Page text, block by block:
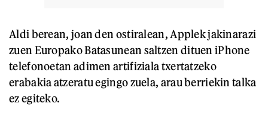
Aldi berean, joan den ostiralean, Applek jakinarazi
zuen Europako Batasunean saltzen dituen iPhone
telefonoetan adimen artifiziala txertatzeko
erabakia atzeratu egingo zuela, arau berriekin talka
ez egiteko.